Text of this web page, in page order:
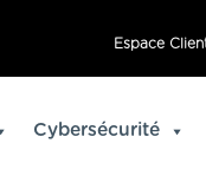
Espace
Cybersécurité